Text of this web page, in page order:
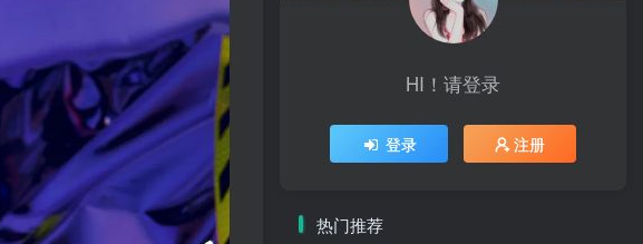
HI！请登录
登录 注册
热门推荐